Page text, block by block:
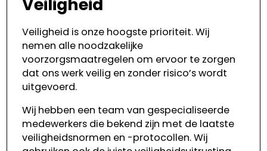
Veiligheid is onze hoogste prioriteit. Wij
nemen alle noodzakelijke
voorzorgsmaatregelen om ervoor te zorgen
dat ons werk veilig en zonder risico’s wordt
uitgevoerd.
Wij hebben een team van gespecialiseerde
medewerkers die bekend zijn met de laatste
veiligheidsnormen en -protocollen. Wij